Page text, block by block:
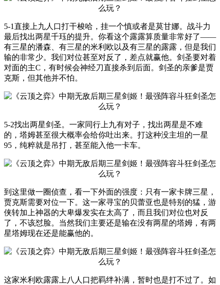
5-1直接上九人口打干梭哈，挂一个慎或者是莫甘娜。战斗力
最后找出两星千珏的提升。你看这个露露算质量非常好了——
有三星的潘森、有三星的米利欧以及有三星的露露，但是我们
输的非常少。我们对位甚至对反了，差点就赢他。剑圣要对着
对面的主C，有时候会神经刀直接杀到后面。剑圣的亲爹是贾
克斯，但其他并不怕。
5-2找出两星剑圣。一家同行上九有对子，找出两星是不难
的，塔姆甚至很大概率会给你吐出来。打这种没主坦的一星
95，纯粹就是吊打，甚至能入他一卡车。
到这里做一圈侦查，看一下外面的强度：只有一家卡牌三星，
贾克斯需要对位一下。这一家寻宝的贝蕾亚也是特别的猛，游
侠转加上神器的大卑爆发实在太高了，而且我们对位也对反
了，不该怼脸。当然我们主要还是输在没有两星的塔姆，有两
星塔姆现在还是能赢他的。
这家米利欧露露上八人口把羁绊补满，暂时也是打不过了。如